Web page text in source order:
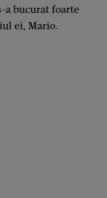
a bucurat foarte
ei, Mario.